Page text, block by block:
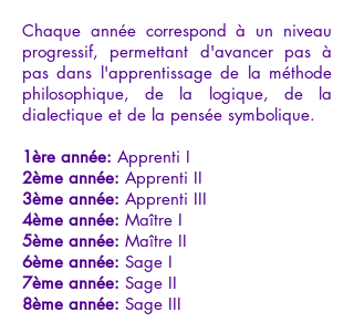
Chaque année correspond à un niveau
progressif, permettant d'avancer pas à
pas dans l'apprentissage de la méthode
philosophique, de la logique, de la
dialectique et de la pensée symbolique.
1ère année: Apprenti I
2ème année: Apprenti II
3ème année: Apprenti III
4ème année: Maître I
5ème année: Maître II
6ème année: Sage I
7ème année: Sage II
8ème année: Sage III